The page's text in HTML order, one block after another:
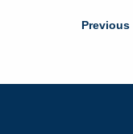
Previous